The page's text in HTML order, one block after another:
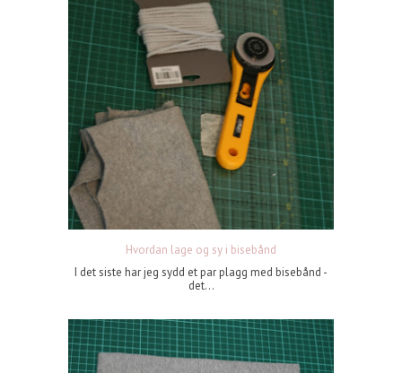
Hvordan lage og sy i bisebånd
I det siste har jeg sydd et par plagg med bisebånd -
det...